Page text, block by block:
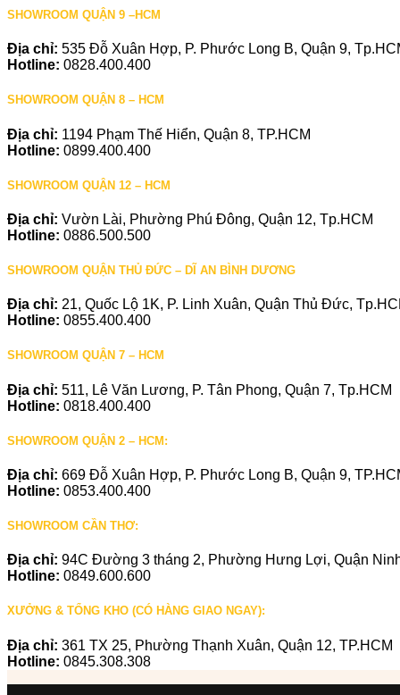
SHOWROOM QUẬN 9 –HCM
Địa chỉ: 535 Đỗ Xuân Hợp, P. Phước Long B, Quận 9,
Hotline: 0828.400.400
SHOWROOM QUẬN 8 – HCM
Địa chỉ: 1194 Phạm Thế Hiển, Quận 8, TP.HCM
Hotline: 0899.400.400
SHOWROOM QUẬN 12 – HCM
Địa chỉ: Vườn Lài, Phường Phú Đông, Quận 12, Tp.HCM
Hotline: 0886.500.500
SHOWROOM QUẬN THỦ ĐỨC – DĨ AN BÌNH DƯƠNG
Địa chỉ: 21, Quốc Lộ 1K, P. Linh Xuân, Quận Thủ Đức,
Hotline: 0855.400.400
SHOWROOM QUẬN 7 – HCM
Địa chỉ: 511, Lê Văn Lương, P. Tân Phong, Quận 7, Tp.HCM
Hotline: 0818.400.400
SHOWROOM QUẬN 2 – HCM:
Địa chỉ: 669 Đỗ Xuân Hợp, P. Phước Long B, Quận 9,
Hotline: 0853.400.400
SHOWROOM CẦN THƠ:
Địa chỉ: 94C Đường 3 tháng 2, Phường Hưng Lợi, Quận
Hotline: 0849.600.600
XƯỞNG & TỔNG KHO (CÓ HÀNG GIAO NGAY):
Địa chỉ: 361 TX 25, Phường Thạnh Xuân, Quận 12, TP.HCM
Hotline: 0845.308.308